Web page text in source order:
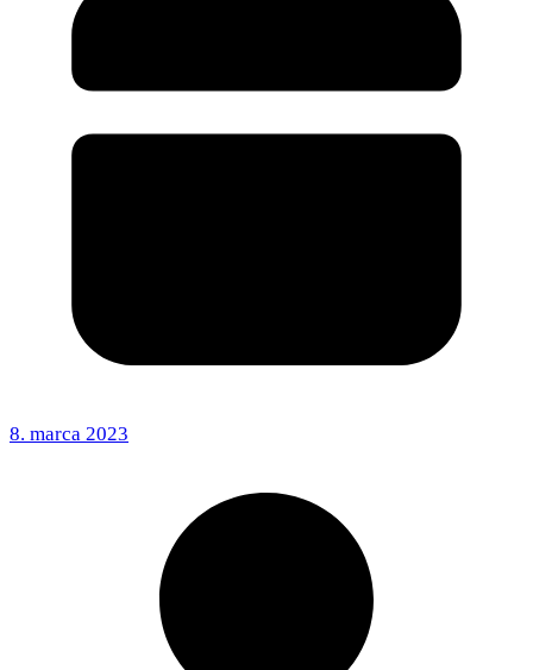
8. marca 2023